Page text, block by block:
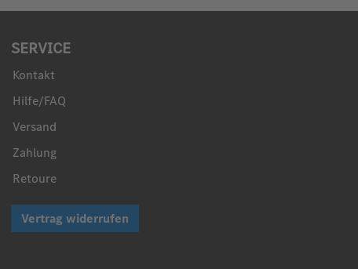
SERVICE
Kontakt
Hilfe/FAQ
Versand
Zahlung
Retoure
Vertrag widerrufen